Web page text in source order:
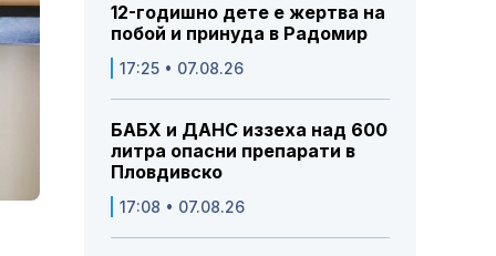
12-годишно дете е жертва на
побой и принуда в Радомир
17:25 • 07.08.26
БАБХ и ДАНС иззеха над 600
литра опасни препарати в
Пловдивско
17:08 • 07.08.26